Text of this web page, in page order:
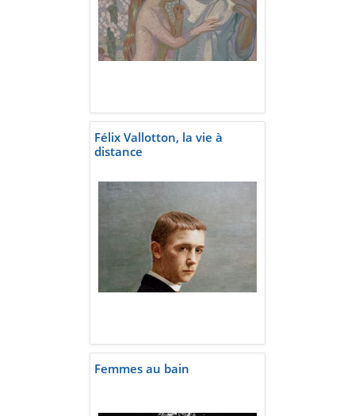
Félix Vallotton, la vie à
distance
Femmes au bain